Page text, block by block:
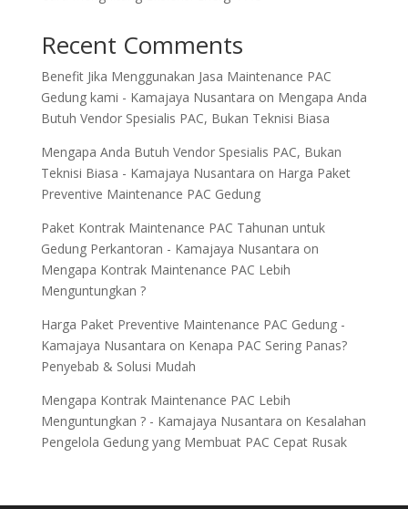
Recent Comments
Benefit Jika Menggunakan Jasa Maintenance PAC
Gedung kami - Kamajaya Nusantara on Mengapa Anda
Butuh Vendor Spesialis PAC, Bukan Teknisi Biasa
Mengapa Anda Butuh Vendor Spesialis PAC, Bukan
Teknisi Biasa - Kamajaya Nusantara on Harga Paket
Preventive Maintenance PAC Gedung
Paket Kontrak Maintenance PAC Tahunan untuk
Gedung Perkantoran - Kamajaya Nusantara on
Mengapa Kontrak Maintenance PAC Lebih
Menguntungkan ?
Harga Paket Preventive Maintenance PAC Gedung -
Kamajaya Nusantara on Kenapa PAC Sering Panas?
Penyebab & Solusi Mudah
Mengapa Kontrak Maintenance PAC Lebih
Menguntungkan ? - Kamajaya Nusantara on Kesalahan
Pengelola Gedung yang Membuat PAC Cepat Rusak